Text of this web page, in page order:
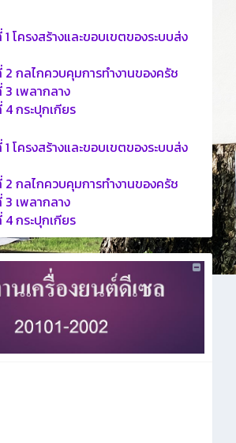
โครงสร้างและขอบเขตของระบบส่ง
กลไกควบคุมการทำงานของครัช
เพลากลาง
กระปุกเกียร
โครงสร้างและขอบเขตของระบบส่ง
กลไกควบคุมการทำงานของครัช
เพลากลาง
กระปุกเกียร